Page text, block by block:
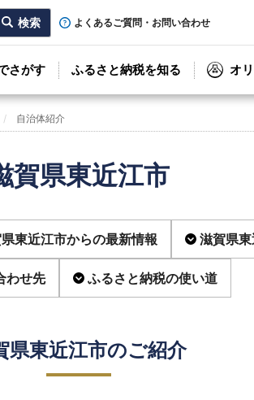
よくあるご質問・お問い合わせ
さがす ふるさと納税を知る オ
自治体紹介
賀県東近江市
東近江市からの最新情報 滋賀県
わせ先 ふるさと納税の使い道
県東近江市のご紹介